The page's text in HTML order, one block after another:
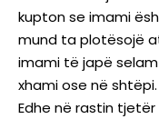
kupton se imami
mund ta plotësojë
imami të japë
xhami ose në shtëpi.
Edhe në rastin